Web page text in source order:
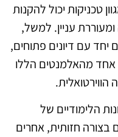
טכניקות יכול להקנות
עניין. למשל,
יחד עם דיונים פתוחים,
אחד מהאלמנטים הללו
הווירטואלית.
הלימודיים של
חזותית, אחרים